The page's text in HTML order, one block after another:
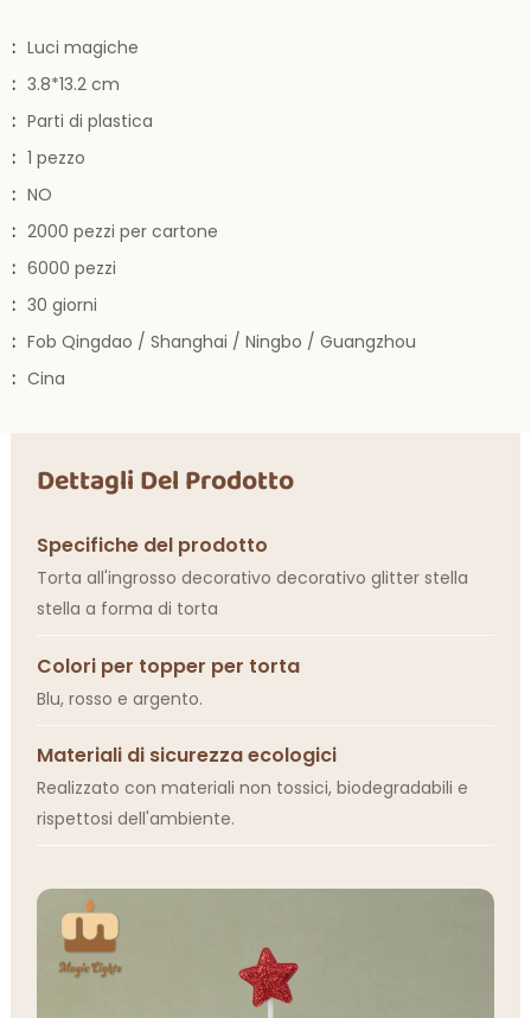
: Luci magiche
: 3.8*13.2 cm
: Parti di plastica
: 1 pezzo
: NO
: 2000 pezzi per cartone
: 6000 pezzi
: 30 giorni
: Fob Qingdao / Shanghai / Ningbo / Guangzhou
: Cina
Dettagli Del Prodotto
Specifiche del prodotto
Torta all'ingrosso decorativo decorativo glitter stella
stella a forma di torta
Colori per topper per torta
Blu, rosso e argento.
Materiali di sicurezza ecologici
Realizzato con materiali non tossici, biodegradabili e
rispettosi dell'ambiente.